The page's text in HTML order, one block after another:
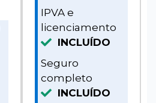
IPVA e
licenciamento
INCLUÍDO
Seguro
completo
INCLUÍDO